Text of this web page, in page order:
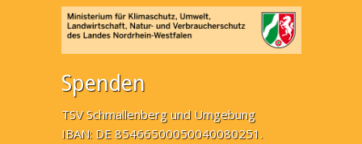
Spenden
TSV Schmallenberg und Umgebung
IBAN: DE 85466500050040080251.